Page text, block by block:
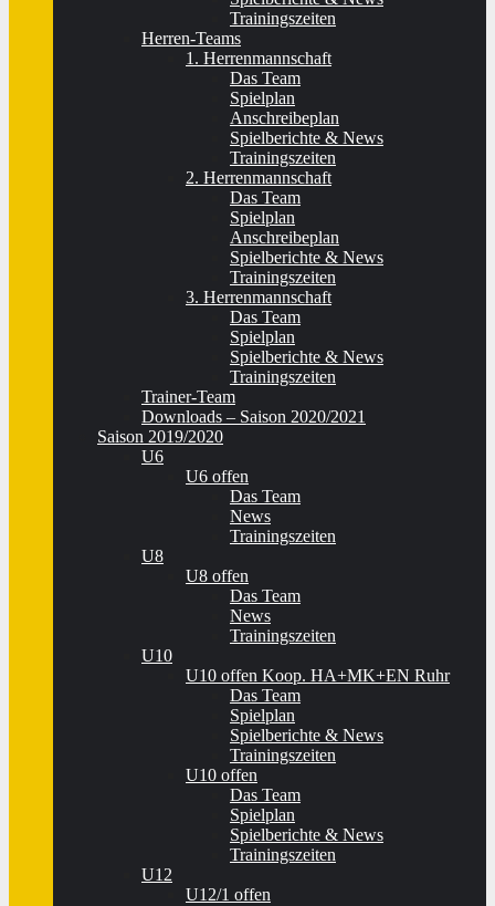
Trainingszeiten
Herren-Teams
1. Herrenmannschaft
Das Team
Spielplan
Anschreibeplan
Spielberichte & News
Trainingszeiten
2. Herrenmannschaft
Das Team
Spielplan
Anschreibeplan
Spielberichte & News
Trainingszeiten
3. Herrenmannschaft
Das Team
Spielplan
Spielberichte & News
Trainingszeiten
Trainer-Team
Downloads – Saison 2020/2021
Saison 2019/2020
U6
U6 offen
Das Team
News
Trainingszeiten
U8
U8 offen
Das Team
News
Trainingszeiten
U10
U10 offen Koop. HA+MK+EN Ruhr
Das Team
Spielplan
Spielberichte & News
Trainingszeiten
U10 offen
Das Team
Spielplan
Spielberichte & News
Trainingszeiten
U12
U12/1 offen